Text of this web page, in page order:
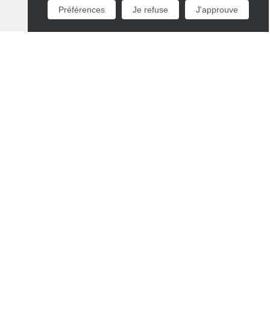
Préférences Je refuse J'approuve